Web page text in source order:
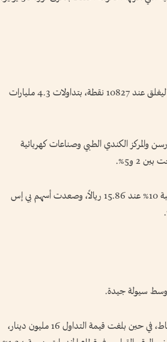
وتفصيلاً، تراجع مؤشر السوق السعودي «تاسي» بنسبة 0.28% ليغلق عند 10827 نقطة، بتداولات 4.3 مليارات
والمركز الكندي الطبي وصناعات كهربائية
2 و5%.
في المقابل، تصدر سهم الشرقية للتنمية قائمة الأسهم المرتفعة بنسبة 10% عند 15.86 ريالاً، وصعدت أسهم بي إس
وسط ⁠سيولة جيدة.
وأغلق المؤشر العام للأسهم منخفضاً بنسبة 1.23%، إلى 3806 نقاط، في حين بلغت قيمة التداول 16 مليون دينار،